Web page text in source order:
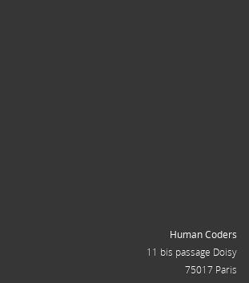
Human Coders
11 bis passage Doisy
75017 Paris